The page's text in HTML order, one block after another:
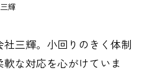
輝
三輝。小回りのきく体制
な対応を心がけていま